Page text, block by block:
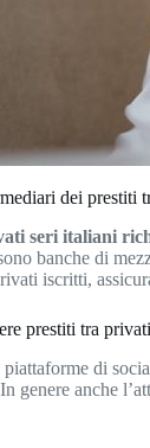
dei prestiti
seri italiani
banche di
iscritti,
prestiti tra
di
genere anche